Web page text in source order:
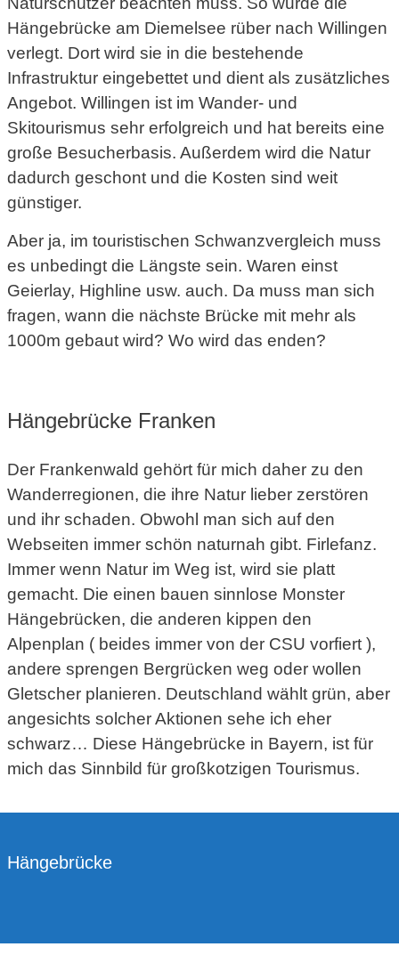
Hängebrücke am Diemelsee rüber nach Willingen
verlegt. Dort wird sie in die bestehende
Infrastruktur eingebettet und dient als zusätzliches
Angebot. Willingen ist im Wander- und
Skitourismus sehr erfolgreich und hat bereits eine
große Besucherbasis. Außerdem wird die Natur
dadurch geschont und die Kosten sind weit
günstiger.
Aber ja, im touristischen Schwanzvergleich muss
es unbedingt die Längste sein. Waren einst
Geierlay, Highline usw. auch. Da muss man sich
fragen, wann die nächste Brücke mit mehr als
1000m gebaut wird? Wo wird das enden?
Hängebrücke Franken
Der Frankenwald gehört für mich daher zu den
Wanderregionen, die ihre Natur lieber zerstören
und ihr schaden. Obwohl man sich auf den
Webseiten immer schön naturnah gibt. Firlefanz.
Immer wenn Natur im Weg ist, wird sie platt
gemacht. Die einen bauen sinnlose Monster
Hängebrücken, die anderen kippen den
Alpenplan ( beides immer von der CSU vorfiert ),
andere sprengen Bergrücken weg oder wollen
Gletscher planieren. Deutschland wählt grün, aber
angesichts solcher Aktionen sehe ich eher
schwarz… Diese Hängebrücke in Bayern, ist für
mich das Sinnbild für großkotzigen Tourismus.
Hängebrücke